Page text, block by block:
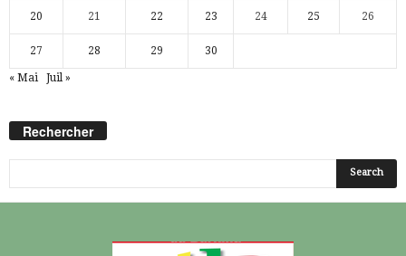
20 21 22 23 24 25 26
27 28 29 30
« Mai Juil »
Rechercher